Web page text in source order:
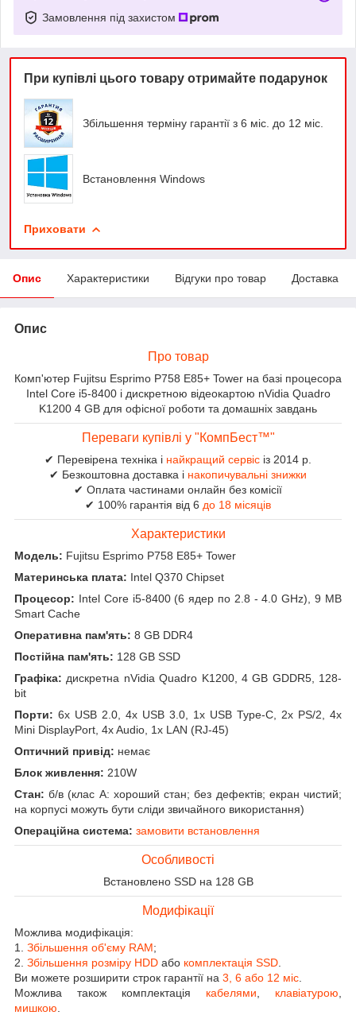
Замовлення під захистом
При купівлі цього товару отримайте подарунок
Збільшення терміну гарантії з 6 міс. до 12 міс.
Встановлення Windows
Приховати
Опис Характеристики Відгуки про товар Доставка
Опис
Про товар
Комп'ютер Fujitsu Esprimo P758 E85+ Tower на базі процесора
Intel Core i5-8400 і дискретною відеокартою nVidia Quadro
K1200 4 GB для офісної роботи та домашніх завдань
Переваги купівлі у "КомпБест™"
✔ Перевірена техніка і найкращий сервіс із 2014 р.
✔ Безкоштовна доставка і накопичувальні знижки
✔ Оплата частинами онлайн без комісії
✔ 100% гарантія від 6 до 18 місяців
Характеристики
Модель: Fujitsu Esprimo P758 E85+ Tower
Материнська плата: Intel Q370 Chipset
Процесор: Intel Core i5-8400 (6 ядер по 2.8 - 4.0 GHz), 9 MB
Smart Cache
Оперативна пам'ять: 8 GB DDR4
Постійна пам'ять: 128 GB SSD
Графіка: дискретна nVidia Quadro K1200, 4 GB GDDR5, 128-
bit
Порти: 6x USB 2.0, 4x USB 3.0, 1x USB Type-C, 2x PS/2, 4x
Mini DisplayPort, 4x Audio, 1x LAN (RJ-45)
Оптичний привід: немає
Блок живлення: 210W
Стан: б/в (клас А: хороший стан; без дефектів; екран чистий;
на корпусі можуть бути сліди звичайного використання)
Операційна система: замовити встановлення
Особливості
Встановлено SSD на 128 GB
Модифікації
Можлива модифікація:
1. Збільшення об'єму RAM;
2. Збільшення розміру HDD або комплектація SSD
Ви можете розширити строк гарантії на 3, 6 або 12 міс
Можлива також комплектація кабелями клавіатурою
мишкою